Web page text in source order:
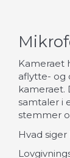
Kameraet
aflytte- og
kameraet.
samtaler i
stemmer
Hvad